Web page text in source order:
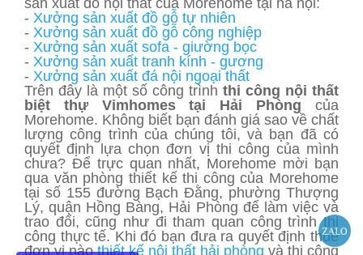
sản xuất đồ nội thất của Morehome tại hà nội:
- Xưởng sản xuất đồ gỗ tự nhiên
- Xưởng sản xuất đồ gỗ công nghiệp
- Xưởng sản xuất sofa - giường bọc
- Xưởng sản xuất tranh kính - gương
- Xưởng sản xuất đá nội ngoại thất
Trên đây là một số công trình thi công nội thất
biệt thự Vimhomes tại Hải Phòng của
Morehome. Không biết bạn đánh giá sao về chất
lượng công trình của chúng tôi, và bạn đã có
quyết định lựa chọn đơn vị thi công của mình
chưa? Để trực quan nhất, Morehome mời bạn
qua văn phòng thiết kế thi công của Morehome
tại số 155 đường Bạch Đằng, phường Thượng
Lý, quận Hồng Bàng, Hải Phòng để làm việc và
trao đổi, cũng như đi tham quan công trình thi
công thực tế. Khi đó bạn đưa ra quyết định thuê
đơn vị nàothiết kế nội thất hải phòng và thi công